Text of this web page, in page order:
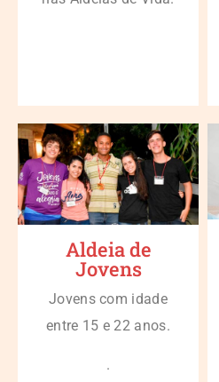
Aldeia de
Jovens
Jovens com idade
entre 15 e 22 anos.
.